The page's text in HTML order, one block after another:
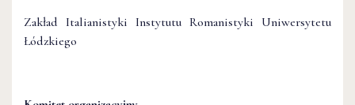
Zakład Italianistyki Instytutu Romanistyki Uniwersytetu
Łódzkiego